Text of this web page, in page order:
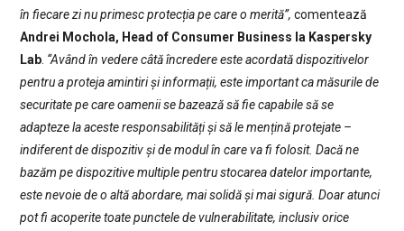
în fiecare zi nu primesc protecția pe care o merită”, comentează
Andrei Mochola, Head of Consumer Business la Kaspersky
Lab. “Având în vedere câtă încredere este acordată dispozitivelor
pentru a proteja amintiri și informații, este important ca măsurile de
securitate pe care oamenii se bazează să fie capabile să se
adapteze la aceste responsabilități și să le mențină protejate –
indiferent de dispozitiv și de modul în care va fi folosit. Dacă ne
bazăm pe dispozitive multiple pentru stocarea datelor importante,
este nevoie de o altă abordare, mai solidă și mai sigură. Doar atunci
pot fi acoperite toate punctele de vulnerabilitate, inclusiv orice